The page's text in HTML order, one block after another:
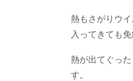
熱もさがりウ
入ってきても
熱が出てぐっ
す。